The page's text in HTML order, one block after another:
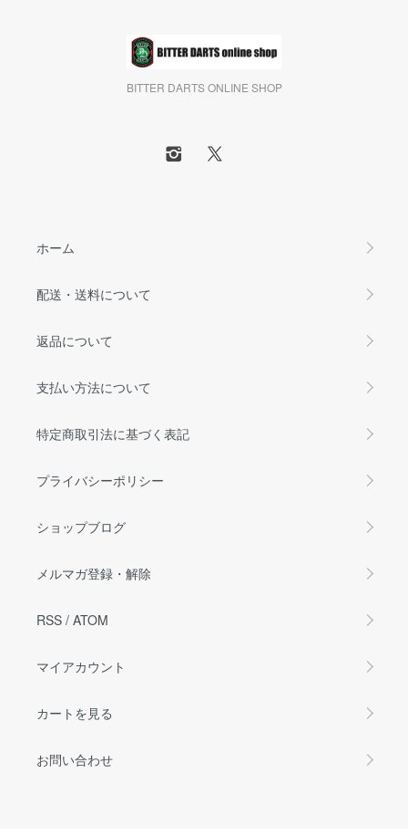
BITTER DARTS ONLINE SHOP
ホーム
配送・送料について
返品について
支払い方法について
特定商取引法に基づく表記
プライバシーポリシー
ショップブログ
メルマガ登録・解除
RSS / ATOM
マイアカウント
カートを見る
お問い合わせ